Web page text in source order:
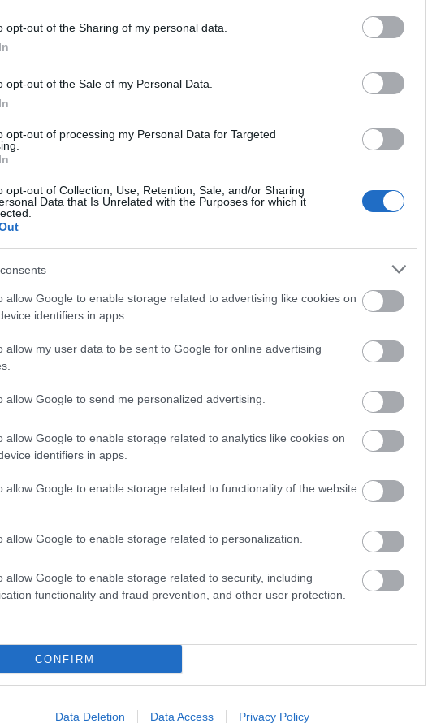
opt-out of the Sharing of my personal data.
opt-out of the Sale of my Personal Data.
opt-out of processing my Personal Data for Targeted
opt-out of Collection, Use, Retention, Sale, and/or Sharing
Data that Is Unrelated with the Purposes for which it
allow Google to enable storage related to advertising like cookies on
identifiers in apps.
allow my user data to be sent to Google for online advertising
allow Google to send me personalized advertising.
allow Google to enable storage related to analytics like cookies on
identifiers in apps.
allow Google to enable storage related to functionality of the website
allow Google to enable storage related to personalization.
allow Google to enable storage related to security, including
functionality and fraud prevention, and other user protection.
CONFIRM
Data Deletion Data Access Privacy Policy
la convocatoria
que Maksimovic y Olivera eran duda para
con ellos. Finalmente, ambos jugadores han
de Simeone y pueden ser titulares. Sandro,
son baja.
el número mágico
para el 11 ideal de la jornada 5 en Comunio
seis jugadores llegaron a los 15 puntos, entre
Benzema, Nabil Fekir o Ronald Araujo.
bajas de Sedlar (rodilla), Raíllo (tobillo), Russo
siguiente, pero puede reaparecer en la jornada 8»,
que Russo es «quien está más próximo a
Mamés sin su capitán, Óscar Trejo. El argentino
un esguince de rodilla que le tendrá de baja entre
en los vallecanos y jugadores como Unai López,
del parón
el muslo izquierdo que le mantendrá alejado de